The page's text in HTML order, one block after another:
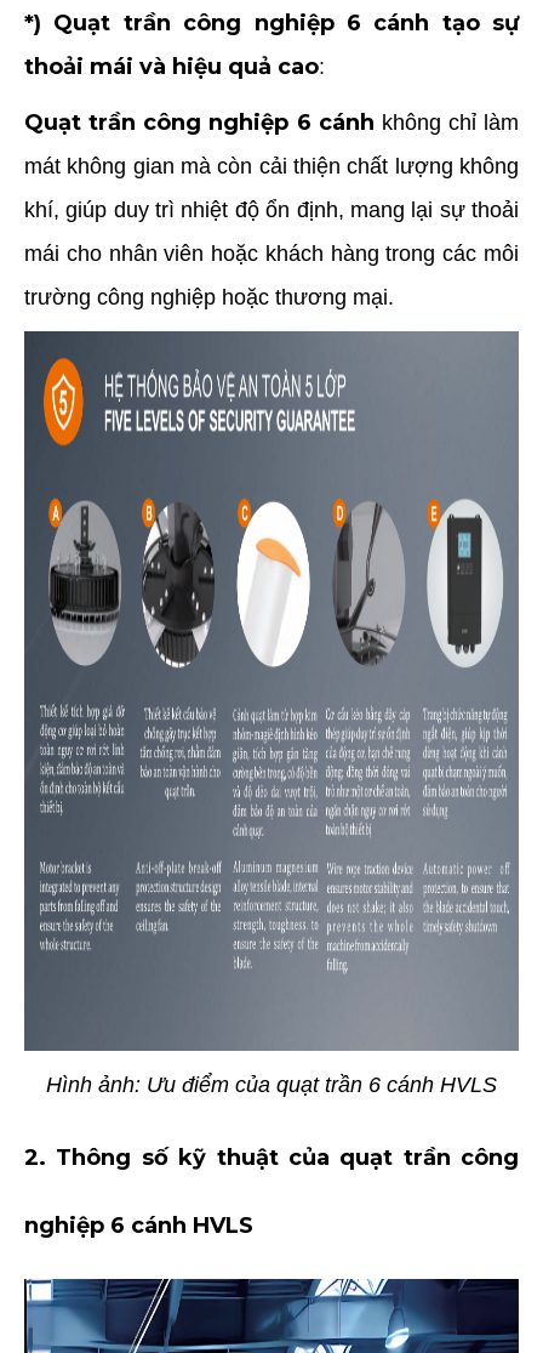
*) Quạt trần công nghiệp 6 cánh tạo sự
thoải mái và hiệu quả cao:
Quạt trần công nghiệp 6 cánh không chỉ làm
mát không gian mà còn cải thiện chất lượng không
khí, giúp duy trì nhiệt độ ổn định, mang lại sự thoải
mái cho nhân viên hoặc khách hàng trong các môi
trường công nghiệp hoặc thương mại.
Hình ảnh: Ưu điểm của quạt trần 6 cánh HVLS
2. Thông số kỹ thuật của quạt trần công
nghiệp 6 cánh HVLS